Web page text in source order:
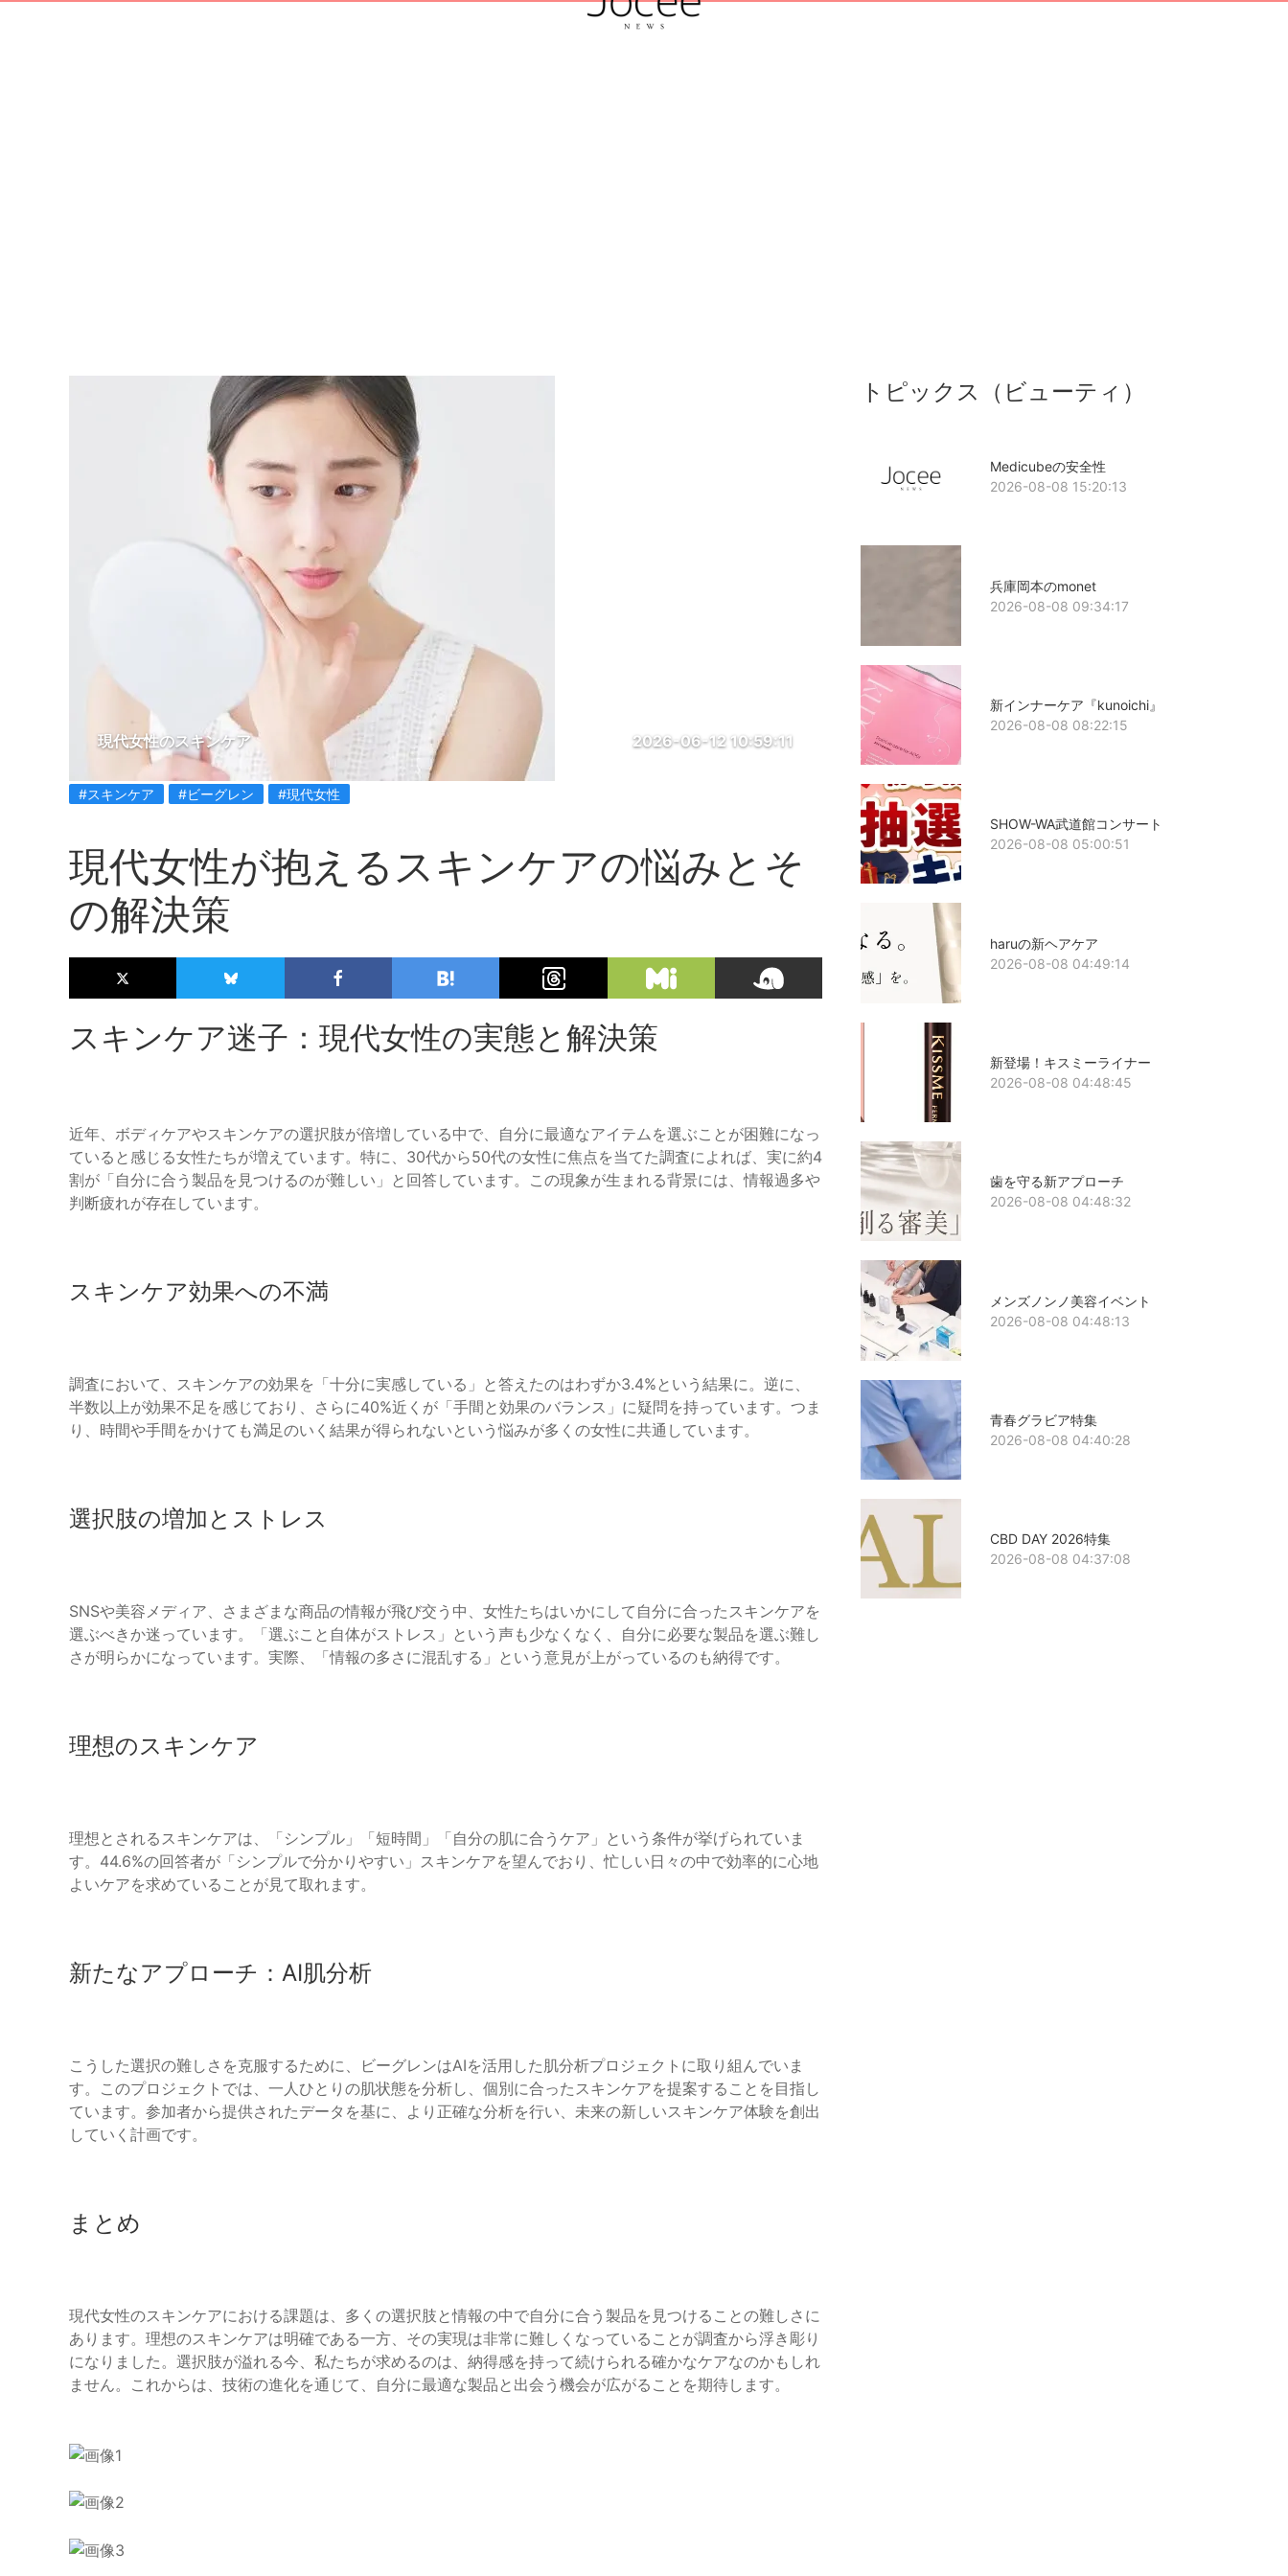
現代女性のスキンケア 2026-06-12 10:59:11
#スキンケア #ビーグレン #現代女性
現代女性が抱えるスキンケアの悩みとそ
の解決策
スキンケア迷子：現代女性の実態と解決策
近年、ボディケアやスキンケアの選択肢が倍増している中で、自分に最適なアイテムを選ぶことが困難になっ
ていると感じる女性たちが増えています。特に、30代から50代の女性に焦点を当てた調査によれば、実に約4
割が「自分に合う製品を見つけるのが難しい」と回答しています。この現象が生まれる背景には、情報過多や
判断疲れが存在しています。
スキンケア効果への不満
調査において、スキンケアの効果を「十分に実感している」と答えたのはわずか3.4%という結果に。逆に、
半数以上が効果不足を感じており、さらに40%近くが「手間と効果のバランス」に疑問を持っています。つま
り、時間や手間をかけても満足のいく結果が得られないという悩みが多くの女性に共通しています。
選択肢の増加とストレス
SNSや美容メディア、さまざまな商品の情報が飛び交う中、女性たちはいかにして自分に合ったスキンケアを
選ぶべきか迷っています。「選ぶこと自体がストレス」という声も少なくなく、自分に必要な製品を選ぶ難し
さが明らかになっています。実際、「情報の多さに混乱する」という意見が上がっているのも納得です。
理想のスキンケア
理想とされるスキンケアは、「シンプル」「短時間」「自分の肌に合うケア」という条件が挙げられていま
す。44.6%の回答者が「シンプルで分かりやすい」スキンケアを望んでおり、忙しい日々の中で効率的に心地
よいケアを求めていることが見て取れます。
新たなアプローチ：AI肌分析
こうした選択の難しさを克服するために、ビーグレンはAIを活用した肌分析プロジェクトに取り組んでいま
す。このプロジェクトでは、一人ひとりの肌状態を分析し、個別に合ったスキンケアを提案することを目指し
ています。参加者から提供されたデータを基に、より正確な分析を行い、未来の新しいスキンケア体験を創出
していく計画です。
まとめ
現代女性のスキンケアにおける課題は、多くの選択肢と情報の中で自分に合う製品を見つけることの難しさに
あります。理想のスキンケアは明確である一方、その実現は非常に難しくなっていることが調査から浮き彫り
になりました。選択肢が溢れる今、私たちが求めるのは、納得感を持って続けられる確かなケアなのかもしれ
ません。これからは、技術の進化を通じて、自分に最適な製品と出会う機会が広がることを期待します。
トピックス（ビューティ）
Medicubeの安全性
2026-08-08 15:20:13
兵庫岡本のmonet
2026-08-08 09:34:17
新インナーケア『kunoichi』
2026-08-08 08:22:15
SHOW-WA武道館コンサート
2026-08-08 05:00:51
haruの新ヘアケア
2026-08-08 04:49:14
新登場！キスミーライナー
2026-08-08 04:48:45
歯を守る新アプローチ
2026-08-08 04:48:32
メンズノンノ美容イベント
2026-08-08 04:48:13
青春グラビア特集
2026-08-08 04:40:28
CBD DAY 2026特集
2026-08-08 04:37:08